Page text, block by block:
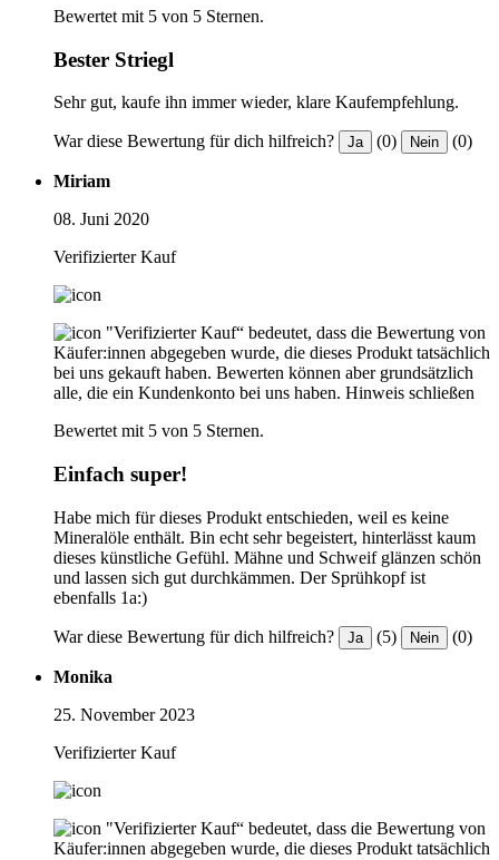
Bewertet mit 5 von 5 Sternen.
Bester Striegl
Sehr gut, kaufe ihn immer wieder, klare Kaufempfehlung.
War diese Bewertung für dich hilfreich? Ja (0) Nein (0)
Miriam
08. Juni 2020
Verifizierter Kauf
"Verifizierter Kauf“ bedeutet, dass die Bewertung von
Käufer:innen abgegeben wurde, die dieses Produkt tatsächlich
bei uns gekauft haben. Bewerten können aber grundsätzlich
alle, die ein Kundenkonto bei uns haben. Hinweis schließen
Bewertet mit 5 von 5 Sternen.
Einfach super!
Habe mich für dieses Produkt entschieden, weil es keine
Mineralöle enthält. Bin echt sehr begeistert, hinterlässt kaum
dieses künstliche Gefühl. Mähne und Schweif glänzen schön
und lassen sich gut durchkämmen. Der Sprühkopf ist
ebenfalls 1a:)
War diese Bewertung für dich hilfreich? Ja (5) Nein (0)
Monika
25. November 2023
Verifizierter Kauf
"Verifizierter Kauf“ bedeutet, dass die Bewertung von
Käufer:innen abgegeben wurde, die dieses Produkt tatsächlich